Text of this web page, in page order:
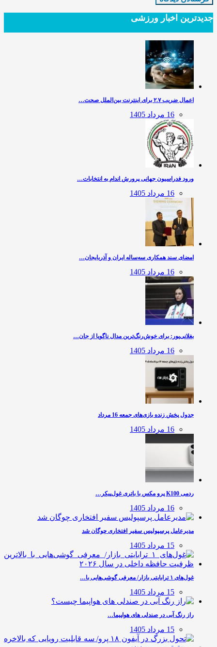
جدیدترین‌ اخبار ورزشی
اعمال ضریب ۲.۷ برای اینترنت بین‌الملل صحت…
16 مرداد 1405
ورود فدراسیون جهانی پرورش اندام به انتخابات…
16 مرداد 1405
امضای سند همکاری سه‌ساله ایران و آذربایجان…
16 مرداد 1405
بغلانی‌پور: برای خوش‌رنگ‌ترین مدال ناگویا از جان…
16 مرداد 1405
جدول پخش زنده بازی‌های جمعه 16 مرداد
16 مرداد 1405
ردمی K100 پرو مکس با باتری غول‌پیکر…
16 مرداد 1405
مدیرعامل پرسپولیس سفیر افتخاری چوگان شد
15 مرداد 1405
غول‌های ۱ ترابایتی بازار/ معرفی گوشی‌هایی با…
15 مرداد 1405
راز رنگ آبی در صندلی های هواپیما…
15 مرداد 1405